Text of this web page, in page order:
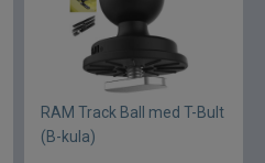
RAM Track Ball med T-Bult
(B-kula)